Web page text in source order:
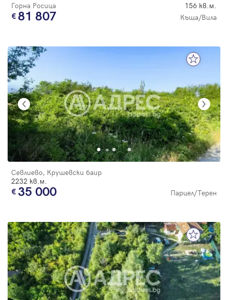
Горна Росица 156 кв.м.
81 807 Къща/Вила
Севлиево, Крушевски баир
2232 кв.м.
35 000 Парцел/Терен